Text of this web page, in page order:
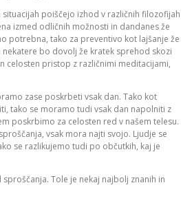
poiščejo izhod v različnih filozofijah
izmed odličnih možnosti in dandanes že
potrebna, tako za preventivo kot lajšanje že
nekatere bo dovolj že kratek sprehod skozi
celosten pristop z različnimi meditacijami,
zase poskrbeti vsak dan. Tako kot
tako se moramo tudi vsak dan napolniti z
poskrbimo za celosten red v našem telesu.
vsak mora najti svojo. Ljudje se
se razlikujemo tudi po občutkih, kaj je
sproščanja. Tole je nekaj najbolj znanih in